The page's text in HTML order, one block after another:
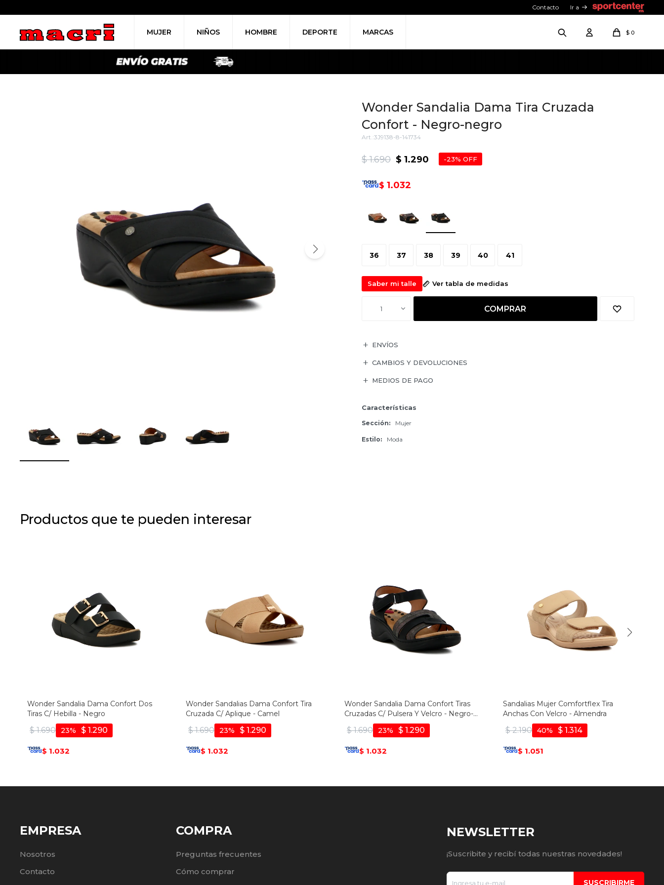
MUJER NIÑOS HOMBRE DEPORTE MARCAS $ 0
Contacto Ir a
Wonder Sandalia Dama Tira Cruzada
Confort - Negro-negro
3J9138-8-141734
$ 1.290
$ 1.690 23
$ 1.032
36 37 38 39 40 41
Saber mi talle Ver tabla de medidas
1 COMPRAR
ENVÍOS
CAMBIOS Y DEVOLUCIONES
MEDIOS DE PAGO
Características
Sección Mujer
Estilo Moda
Productos que te pueden interesar
Wonder Sandalia Dama Confort Dos
Tiras C/ Hebilla - Negro
$ 1.690 $ 1.290
23
$ 1.032
Wonder Sandalias Dama Confort Tira
Cruzada C/ Aplique - Camel
$ 1.690 $ 1.290
23
$ 1.032
Wonder Sandalia Dama Confort Tiras
Cruzadas C/ Pulsera Y Velcro - Negro-
$ 1.690 $ 1.290
23
$ 1.032
Sandalias Mujer Comfortflex Tira
Anchas Con Velcro - Almendra
$ 2.190 $ 1.314
40
$ 1.051
EMPRESA
Nosotros
Contacto
COMPRA
Preguntas frecuentes
Cómo comprar
NEWSLETTER
¡Suscribite y recibí todas nuestras novedades!
SUSCRIBIRME